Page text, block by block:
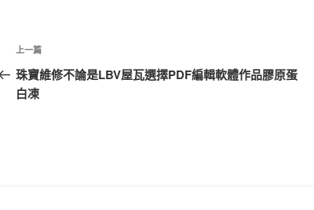
文
章
導
上
一
篇
上一篇
珠寶維修不論是LBV屋瓦選擇PDF編輯軟體作品膠原蛋
白凍